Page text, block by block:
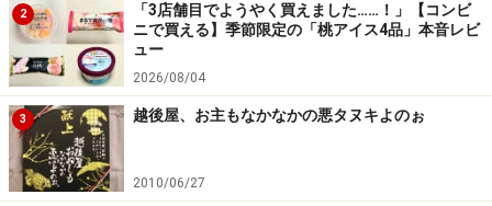
立体感が出てよりデザートらしい味わいになりますね。
チョコチップの量と大きさが絶妙なバラン
ス！
2
「3店舗目でようやく買えました……！」【コンビ
ニで買える】季節限定の「桃アイス4品」本音レビ
ュー
2026/08/04
3 越後屋、お主もなかなかの悪タヌキよのぉ
2010/06/27